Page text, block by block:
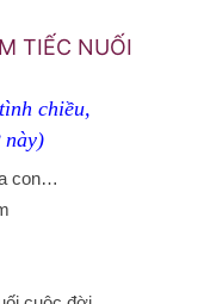
TIẾC NUỐI
chiều,
này)
con…